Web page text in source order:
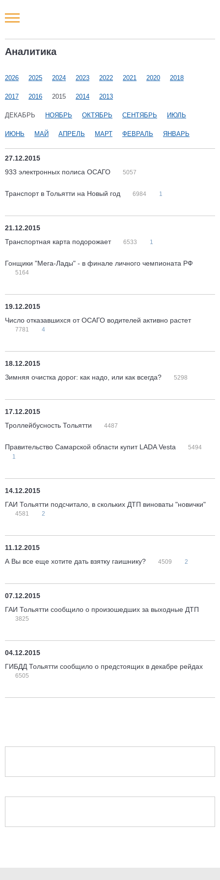
Аналитика
2026 2025 2024 2023 2022 2021 2020 2018
2017 2016 2015 2014 2013
ДЕКАБРЬ НОЯБРЬ ОКТЯБРЬ СЕНТЯБРЬ ИЮЛЬ
ИЮНЬ МАЙ АПРЕЛЬ МАРТ ФЕВРАЛЬ ЯНВАРЬ
27.12.2015
933 электронных полиса ОСАГО
5057
Транспорт в Тольятти на Новый год 6984 1
21.12.2015
Транспортная карта подорожает
6533 1
Гонщики "Мега-Лады" - в финале личного чемпионата РФ
5164
19.12.2015
Число отказавшихся от ОСАГО водителей активно растет
7781 4
18.12.2015
Зимняя очистка дорог: как надо, или как всегда?
5298
17.12.2015
Троллейбусность Тольятти
4487
Правительство Самарской области купит LADA Vesta
5494
1
14.12.2015
ГАИ Тольятти подсчитало, в скольких ДТП виноваты "новички"
4581 2
11.12.2015
А Вы все еще хотите дать взятку гаишнику?
4509 2
07.12.2015
ГАИ Тольятти сообщило о произошедших за выходные ДТП
3825
04.12.2015
ГИБДД Тольятти сообщило о предстоящих в декабре рейдах
6505
Новости РФ
Наши мероприятия
Статьи